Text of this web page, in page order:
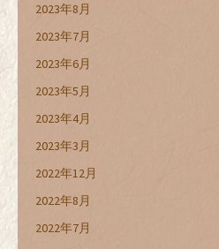
2023年8月
2023年7月
2023年6月
2023年5月
2023年4月
2023年3月
2022年12月
2022年8月
2022年7月